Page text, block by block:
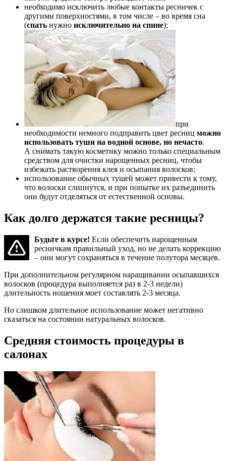
необходимо исключить любые контакты ресничек с
другими поверхностями, в том числе – во время сна
(спать нужно исключительно на спине);
при
необходимости немного подправить цвет ресниц можно
использовать туши на водной основе, но нечасто.
А снимать такую косметику можно только специальным
средством для очистки нарощенных ресниц, чтобы
избежать растворения клея и осыпания волосков;
использование обычных тушей может привести к тому,
что волоски слипнутся, и при попытке их разъединить
они будут отделяться от естественной основы.
Как долго держатся такие ресницы?
Будьте в курсе! Если обеспечить нарощенным
ресничкам правильный уход, но не делать коррекцию
– они могут сохраняться в течение полутора месяцев.
При дополнительном регулярном наращивании осыпавшихся
волосков (процедура выполняется раз в 2-3 недели)
длительность ношения моет составлять 2-3 месяца.
Но слишком длительное использование может негативно
сказаться на состоянии натуральных волосков.
Средняя стоимость процедуры в
салонах